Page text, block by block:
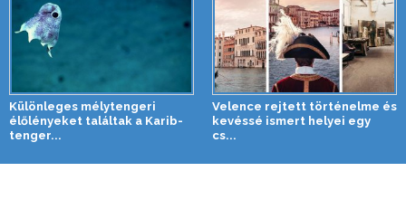
Különleges mélytengeri
élőlényeket találtak a Karib-
tenger...
Velence rejtett történelme és
kevéssé ismert helyei egy
cs...